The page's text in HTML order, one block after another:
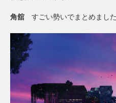
角舘 すごい勢いでまとめました